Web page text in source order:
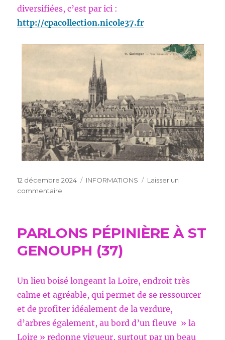
diversifiées, c’est par ici :
http://cpacollection.nicole37.fr
Publié
le
12 décembre 2024 Catégories
INFORMATIONS
Laisser un
commentaire
CARTES
ANCIENNES
(CPA)
PARLONS PÉPINIÈRE À ST
GENOUPH (37)
Un lieu boisé longeant la Loire, endroit très
calme et agréable, qui permet de se ressourcer
et de profiter idéalement de la verdure,
d’arbres également, au bord d’un fleuve » la
Loire » redonne vigueur, surtout par un beau